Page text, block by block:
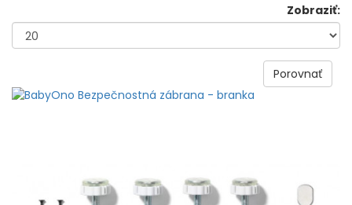
Zobraziť:
Porovnať